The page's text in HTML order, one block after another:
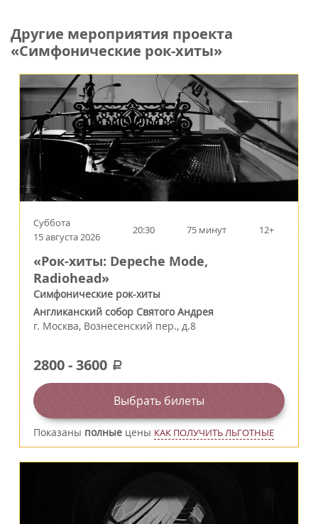
Другие мероприятия проекта
«Симфонические рок-хиты»
Суббота
15 августа 2026
20:30 75 минут 12+
«Рок-хиты: Depeche Mode,
Radiohead»
Симфонические рок-хиты
Англиканский собор Святого Андрея
г. Москва, Вознесенский пер., д.8
2800-3600 a
Выбрать билеты
Показаны полные цены КАК ПОЛУЧИТЬ ЛЬГОТНЫЕ